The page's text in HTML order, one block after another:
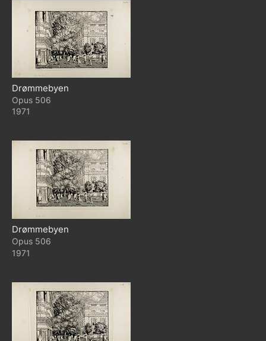
Drømmebyen
506
1971
Drømmebyen
506
1971